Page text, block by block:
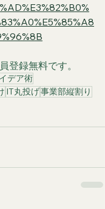
登録無料です。
デア術
IT丸投げ事業部縦割り